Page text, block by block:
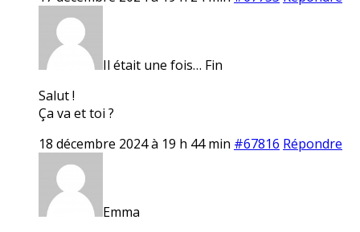
Il était une fois… Fin
Salut !
Ça va et toi ?
18 décembre 2024 à 19 h 44 min #67816 Répondre
Emma